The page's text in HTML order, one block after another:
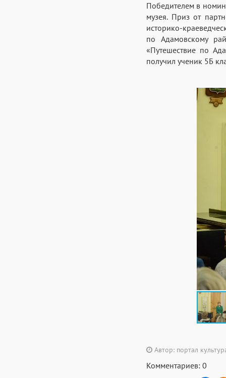
Победителем в
музея. Приз от
историко-
по Адамовскому
«Путешествие по
получил ученик 5Б
Автор: портал
Комментариев: 0